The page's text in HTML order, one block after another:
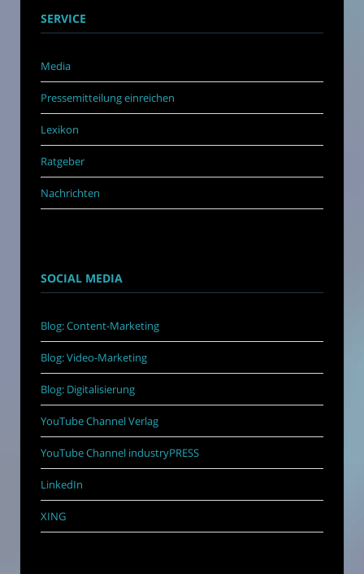
SERVICE
Media
Pressemitteilung einreichen
Lexikon
Ratgeber
Nachrichten
SOCIAL MEDIA
Blog: Content-Marketing
Blog: Video-Marketing
Blog: Digitalisierung
YouTube Channel Verlag
YouTube Channel industryPRESS
LinkedIn
XING